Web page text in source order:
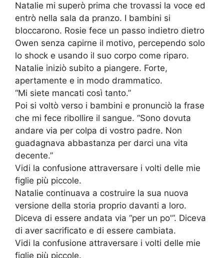
Natalie mi superò prima che trovassi la voce ed
entrò nella sala da pranzo. I bambini si
bloccarono. Rosie fece un passo indietro dietro
Owen senza capirne il motivo, percependo solo
lo shock e usando il suo corpo come riparo.
Natalie iniziò subito a piangere. Forte,
apertamente e in modo drammatico.
“Mi siete mancati così tanto.”
Poi si voltò verso i bambini e pronunciò la frase
che mi fece ribollire il sangue. “Sono dovuta
andare via per colpa di vostro padre. Non
guadagnava abbastanza per darci una vita
decente.”
Vidi la confusione attraversare i volti delle mie
figlie più piccole.
Natalie continuava a costruire la sua nuova
versione della storia proprio davanti a loro.
Diceva di essere andata via “per un po'”. Diceva
di aver sacrificato e di essere cambiata.
Vidi la confusione attraversare i volti delle mie
figlie più piccole.